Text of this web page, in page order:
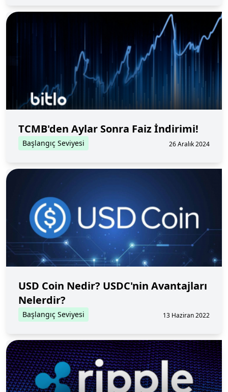
TCMB'den Aylar Sonra Faiz İndirimi!
Başlangıç Seviyesi 26 Aralık 2024
USD Coin Nedir? USDC'nin Avantajları
Nelerdir?
Başlangıç Seviyesi 13 Haziran 2022